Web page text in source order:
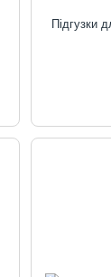
Підгузки